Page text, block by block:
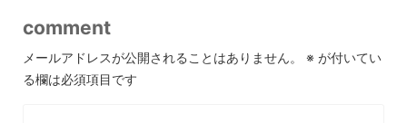
comment
メールアドレスが公開されることはありません。 ※ が付いてい
る欄は必須項目です